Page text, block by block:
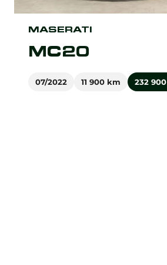
MC20
MASERATI
07/2022 11 900 km 232 900